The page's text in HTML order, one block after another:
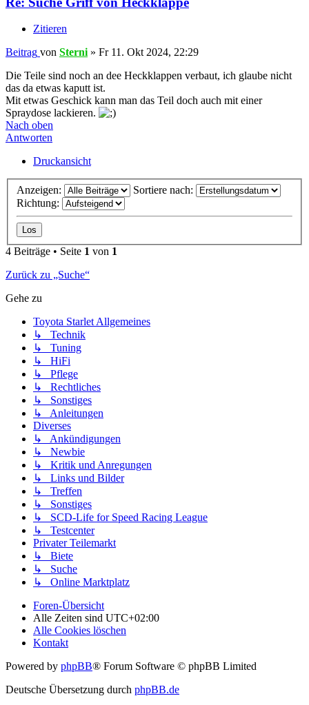
Zitieren
Beitrag von Sterni» Fr 11. Okt 2024, 22:29
Die Teile sind noch an dee Heckklappen verbaut, ich glaube nicht
das da etwas kaputt ist.
Mit etwas Geschick kann man das Teil doch auch mit einer
Spraydose lackieren.
Nach oben
Antworten
Druckansicht
Anzeigen:
Sortiere nach:
Richtung:
4 Beiträge • Seite 1 von 1
Zurück zu „Suche“
Gehe zu
Toyota Starlet Allgemeines
↳ Technik
↳ Tuning
↳ HiFi
↳ Pflege
↳ Rechtliches
↳ Sonstiges
↳ Anleitungen
Diverses
↳ Ankündigungen
↳ Newbie
↳ Kritik und Anregungen
↳ Links und Bilder
↳ Treffen
↳ Sonstiges
↳ SCD-Life for Speed Racing League
↳ Testcenter
Privater Teilemarkt
↳ Biete
↳ Suche
↳ Online Marktplatz
Foren-Übersicht
Alle Zeiten sind UTC+02:00
Alle Cookies löschen
Kontakt
Powered by phpBB® Forum Software © phpBB Limited
Deutsche Übersetzung durch phpBB.de